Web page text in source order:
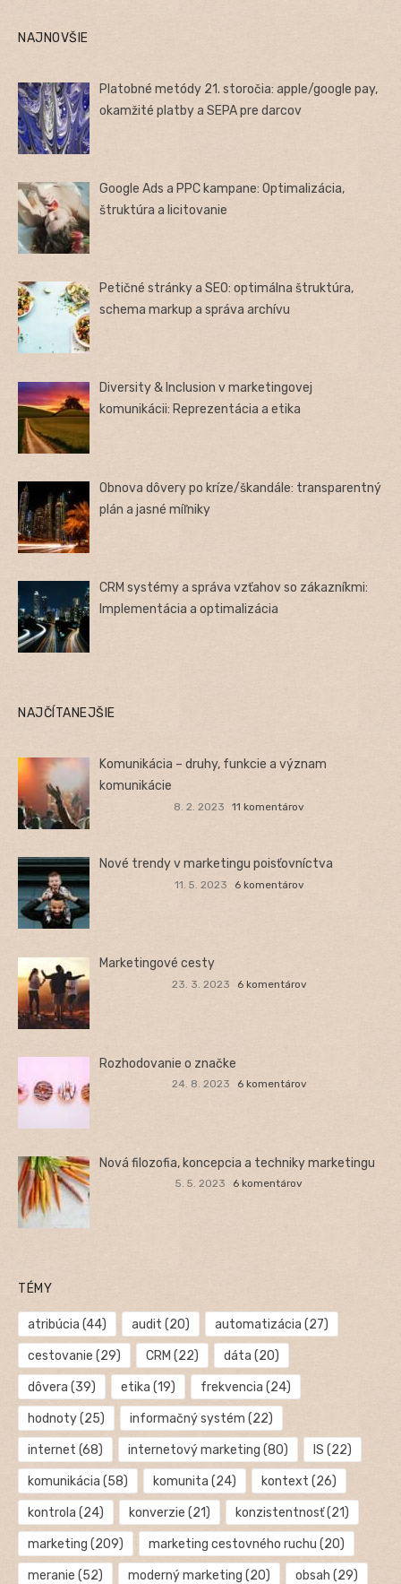
NAJNOVŠIE
Platobné metódy 21. storočia: apple/google pay,
okamžité platby a SEPA pre darcov
Google Ads a PPC kampane: Optimalizácia,
štruktúra a licitovanie
Petičné stránky a SEO: optimálna štruktúra,
schema markup a správa archívu
Diversity & Inclusion v marketingovej
komunikácii: Reprezentácia a etika
Obnova dôvery po kríze/škandále: transparentný
plán a jasné míľniky
CRM systémy a správa vzťahov so zákazníkmi:
Implementácia a optimalizácia
NAJČÍTANEJŠIE
Komunikácia – druhy, funkcie a význam
komunikácie
8. 2. 2023 11 komentárov
Nové trendy v marketingu poisťovníctva
11. 5. 2023 6 komentárov
Marketingové cesty
23. 3. 2023 6 komentárov
Rozhodovanie o značke
24. 8. 2023 6 komentárov
Nová filozofia, koncepcia a techniky marketingu
5. 5. 2023 6 komentárov
TÉMY
atribúcia (44) audit (20) automatizácia (27)
cestovanie (29) CRM (22) dáta (20)
dôvera (39) etika (19) frekvencia (24)
hodnoty(25) informačný systém (22)
internet (68) internetový marketing (80) IS (22)
komunikácia (58) komunita (24) kontext (26)
kontrola (24) konverzie (21) konzistentnosť(21)
marketing (209) marketing cestovného ruchu (20)
meranie (52) moderný marketing (20) obsah (29)